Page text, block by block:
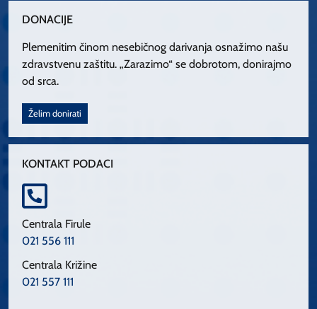
DONACIJE
Plemenitim činom nesebičnog darivanja osnažimo našu
zdravstvenu zaštitu. „Zarazimo“ se dobrotom, donirajmo
od srca.
Želim donirati
KONTAKT PODACI
Centrala Firule
021 556 111
Centrala Križine
021 557 111